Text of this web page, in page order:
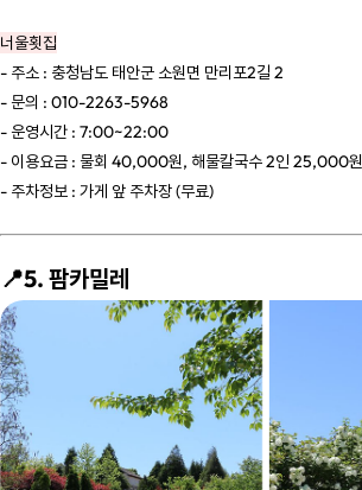
너울횟집
- 주소 : 충청남도 태안군 소원면 만리포2길 2
- 문의 : 010-2263-5968
- 운영시간 : 7:00~22:00
- 이용요금 : 물회 40,000원, 해물칼국수 2인 25,000원
- 주차정보 : 가게 앞 주차장 (무료)
📍5. 팜카밀레